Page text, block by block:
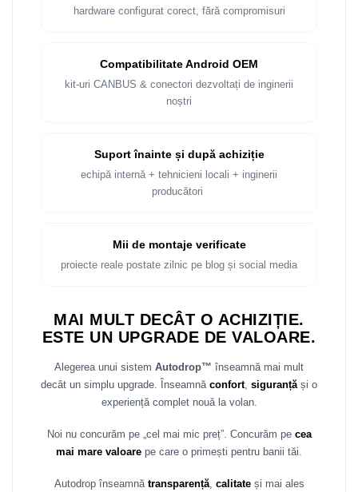
Rame adaptoare Audi
Rame adaptoare Seat
Rame adaptoare Volvo
Rame adaptoare Peugeot
Rame adaptoare Daihatsu
Rame adaptoare Mazda
Rame adaptoare Kia
Rame adaptoare Alfa Romeo
Rame adaptoare Nissan
hardware configurat corect, fără compromisuri
Compatibilitate Android OEM
kit-uri CANBUS & conectori dezvoltați de inginerii
noștri
Suport înainte și după achiziție
echipă internă + tehnicieni locali + inginerii
producători
Mii de montaje verificate
proiecte reale postate zilnic pe blog și social media
MAI MULT DECÂT O ACHIZIȚIE.
ESTE UN UPGRADE DE VALOARE.
Alegerea unui sistem Autodrop™ înseamnă mai mult
decât un simplu upgrade. Înseamnă confort, siguranțăși o
experiență complet nouă la volan.
Noi nu concurăm pe „cel mai mic preț”. Concurăm pe cea
mai mare valoare pe care o primești pentru banii tăi.
Autodrop înseamnă transparență, calitateși mai ales